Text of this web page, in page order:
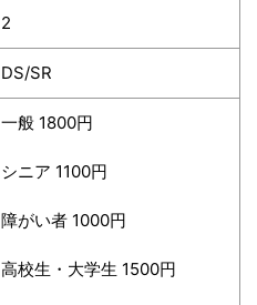
2
DS/SR
一般 1800円
シニア 1100円
障がい者 1000円
高校生・大学生 1500円